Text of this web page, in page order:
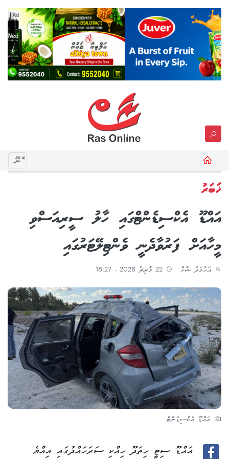
Ad
މެނޫ
ޚަބަރު
އައްޑޫ އެކްސިޑެންޓްގައި ހާލު ސީރިއަސްވި
މީހާއަށް ފަރުވާދެނީ ވެންޓިލޭޓަރުގައި
އަހުމަދު ޝާހް
އައްޑޫ އެކްސިޑެންޓް
އައްޑޫ ސިޓީ ހިތަދޫ ހިއްކި ސަރަހައްދުގައި އިއްޔެ